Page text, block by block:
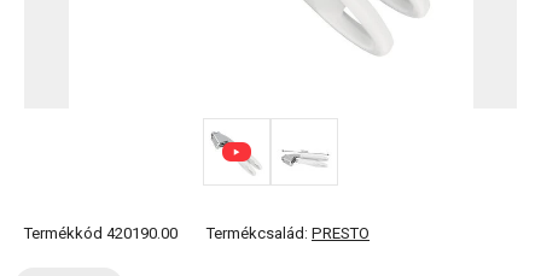
Termékkód 420190.00 Termékcsalád: PRESTO